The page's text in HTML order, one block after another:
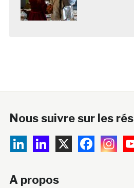
Nous suivre sur les
A propos